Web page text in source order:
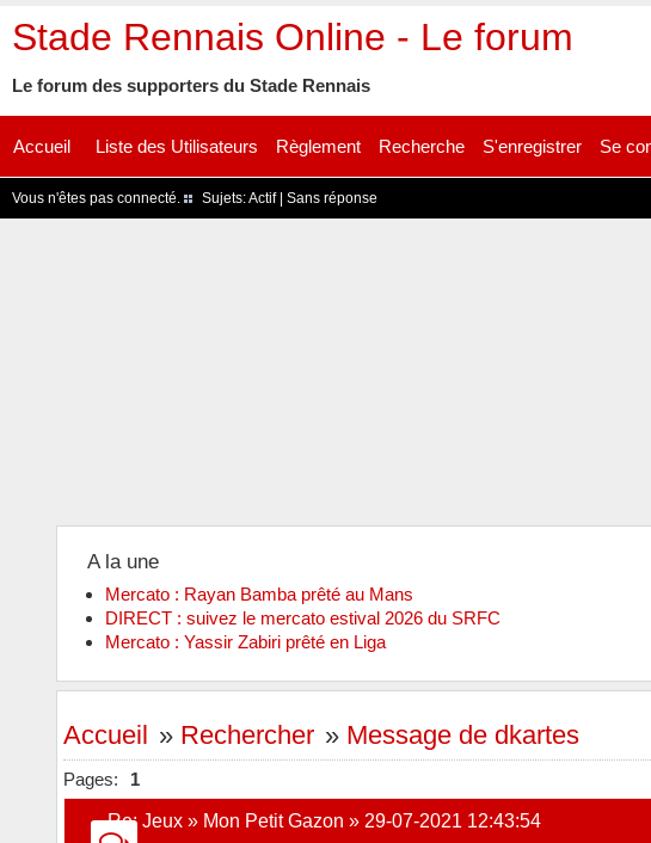
Stade Rennais Online - Le forum
Le forum des supporters du Stade Rennais
Accueil Liste des Utilisateurs Règlement Recherche S'enregistrer Se
Vous n'êtes pas connecté. Sujets:Actif| Sans réponse
A la une
Mercato : Rayan Bamba prêté au Mans
DIRECT : suivez le mercato estival 2026 du SRFC
Mercato : Yassir Zabiri prêté en Liga
Accueil » Rechercher » Message de dkartes
Pages: 1
Re:Jeux » Mon Petit Gazon » 29-07-2021 12:43:54